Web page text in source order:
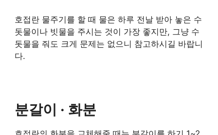
호접란 물주기를 할 때 물은 하루 전날 받아 놓은 수
돗물이나 빗물을 주시는 것이 가장 좋지만, 그냥 수
돗물을 줘도 크게 문제는 없으니 참고하시길 바랍니
다.
분갈이 · 화분